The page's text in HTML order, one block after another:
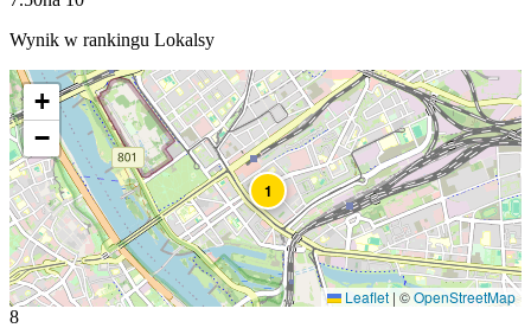
Wynik w rankingu Lokalsy
1
+
−
Leaflet | ©OpenStreetMap
8